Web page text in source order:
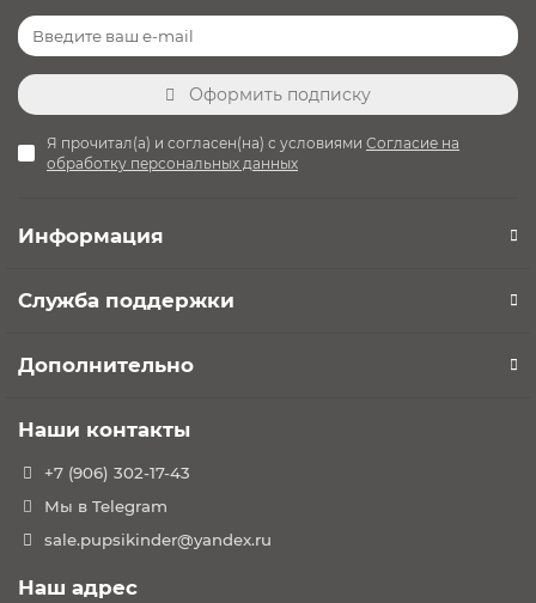
Оформить подписку
Я прочитал(а) и согласен(на) с условиями Согласие на
обработку персональных данных
Информация
Служба поддержки
Дополнительно
Наши контакты
+7 (906) 302-17-43
Мы в Telegram
sale.pupsikinder@yandex.ru
Наш адрес